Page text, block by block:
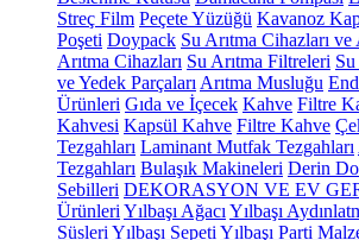
Streç Film Peçete Yüzüğü Kavanoz
Poşeti Doypack Su Arıtma Cihazları ve
Arıtma Cihazları Su Arıtma Filtreleri
ve Yedek Parçaları Arıtma Musluğu
Ürünleri Gıda ve İçecek Kahve Filtre
Kahvesi Kapsül Kahve Filtre Kahve
Tezgahları Laminant Mutfak Tezgahları
Tezgahları Bulaşık Makineleri Derin
Sebilleri DEKORASYON VE EV
Ürünleri Yılbaşı Ağacı Yılbaşı
Süsleri Yılbaşı Sepeti Yılbaşı Parti